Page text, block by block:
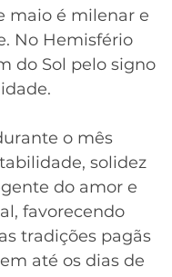
maio é milenar e
No Hemisfério
do Sol pelo signo
o mês
solidez
do amor e
favorecendo
tradições pagãs
até os dias de